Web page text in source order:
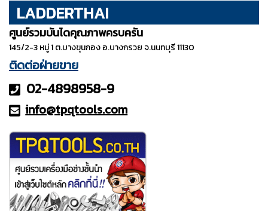
LADDERTHAI
ศูนย์รวมบันไดคุณภาพครบครัน
145/2-3 หมู่ 1 ต.บางขุนกอง อ.บางกรวย จ.นนทบุรี 11130
ติดต่อฝ่ายขาย
02-4898958-9
info@tpqtools.com